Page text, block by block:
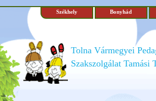
Székhely Bonyhád
Tolna Vármegyei
Szakszolgálat Tamási